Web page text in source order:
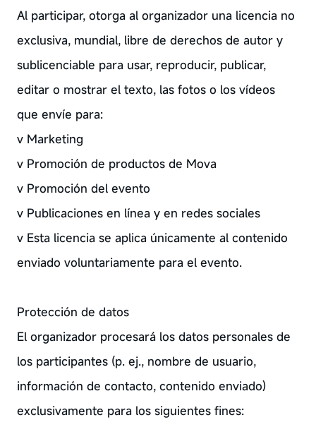
Al participar, otorga al organizador una licencia no
exclusiva, mundial, libre de derechos de autor y
sublicenciable para usar, reproducir, publicar,
editar o mostrar el texto, las fotos o los vídeos
que envíe para:
v Marketing
v Promoción de productos de Mova
v Promoción del evento
v Publicaciones en línea y en redes sociales
v Esta licencia se aplica únicamente al contenido
enviado voluntariamente para el evento.
Protección de datos
El organizador procesará los datos personales de
los participantes (p. ej., nombre de usuario,
información de contacto, contenido enviado)
exclusivamente para los siguientes fines: